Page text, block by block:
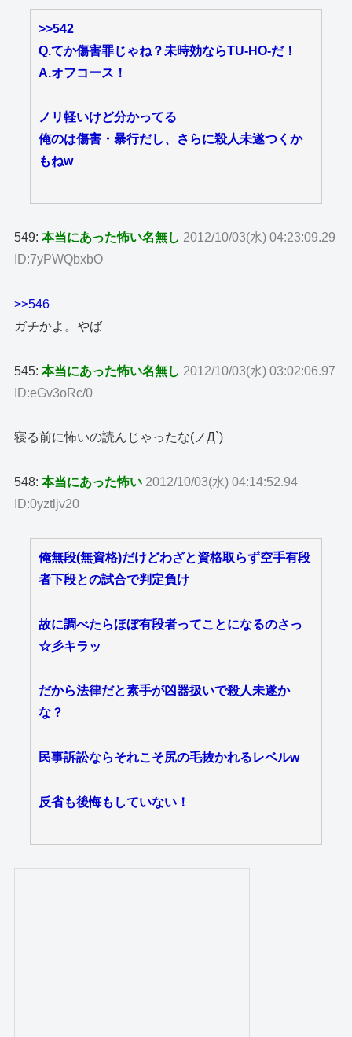
>>542
Q.てか傷害罪じゃね？未時効ならTU-HO-だ！
A.オフコース！
ノリ軽いけど分かってる
俺のは傷害・暴行だし、さらに殺人未遂つくか
もねw
549:本当にあった怖い名無し 2012/10/03(水) 04:23:09.29
ID:7yPWQbxbO
>>546
ガチかよ。やば
545:本当にあった怖い名無し 2012/10/03(水) 03:02:06.97
ID:eGv3oRc/0
寝る前に怖いの読んじゃったな(ノД`)
548:本当にあった怖い 2012/10/03(水) 04:14:52.94
ID:0yztljv20
俺無段(無資格)だけどわざと資格取らず空手有段
者下段との試合で判定負け
故に調べたらほぼ有段者ってことになるのさっ
☆彡キラッ
だから法律だと素手が凶器扱いで殺人未遂か
な？
民事訴訟ならそれこそ尻の毛抜かれるレベルw
反省も後悔もしていない！